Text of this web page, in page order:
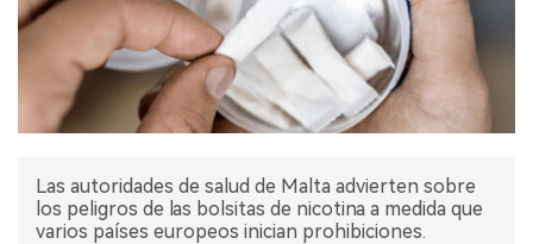
ENTREVISTA
Las autoridades de salud de Malta advierten sobre
los peligros de las bolsitas de nicotina a medida que
varios países europeos inician prohibiciones.